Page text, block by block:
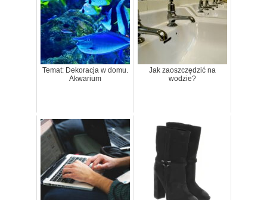
Temat: Dekoracja w domu.
Akwarium
Jak zaoszczędzić na
wodzie?